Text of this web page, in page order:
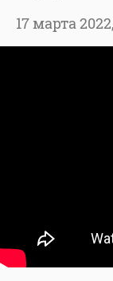
17 марта 2022,